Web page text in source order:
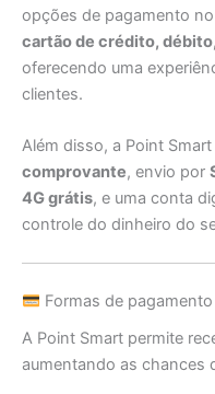
opções de pagamento
cartão de crédito,
oferecendo uma
clientes.
Além disso, a Point
comprovante, envio por
4G grátis, e uma conta
controle do dinheiro do
Formas de
A Point Smart permite
aumentando as chances